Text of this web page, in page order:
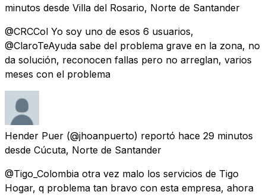
minutos desde Villa del Rosario, Norte de Santander
@CRCCol Yo soy uno de esos 6 usuarios,
@ClaroTeAyuda sabe del problema grave en la zona, no
da solución, reconocen fallas pero no arreglan, varios
meses con el problema
Hender Puer (@jhoanpuerto) reportó hace 29 minutos
desde Cúcuta, Norte de Santander
@Tigo_Colombia otra vez malo los servicios de Tigo
Hogar, q problema tan bravo con esta empresa, ahora